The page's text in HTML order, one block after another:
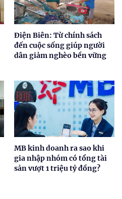
Điện Biên: Từ chính sách
đến cuộc sống giúp người
dân giảm nghèo bền vững
MB kinh doanh ra sao khi
gia nhập nhóm có tổng tài
sản vượt 1 triệu tỷ đồng?